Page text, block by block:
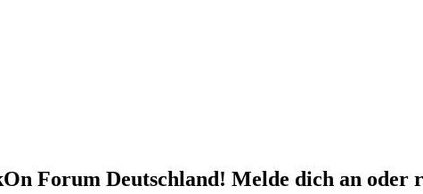
Forum Deutschland! Melde dich an oder